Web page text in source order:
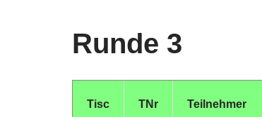
Runde 3
Tisc TNr Teilnehmer